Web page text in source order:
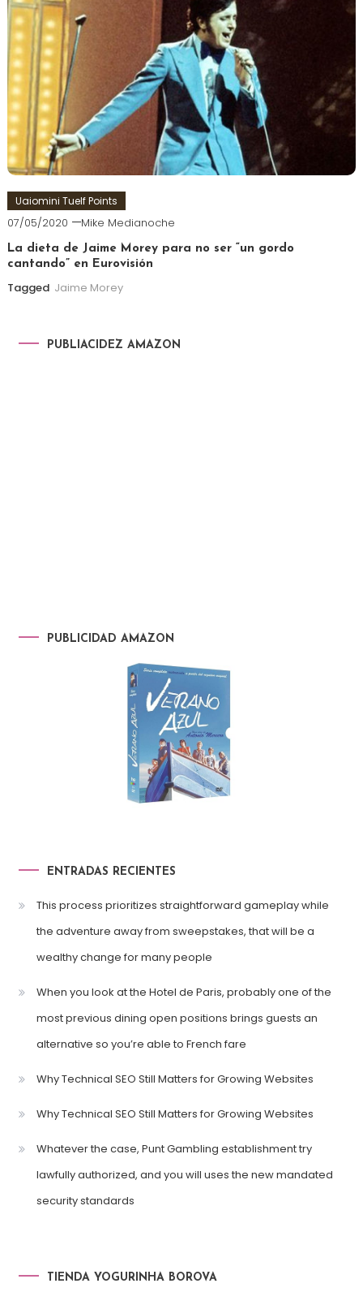
Uaiomini Tuelf Points
07/05/2020 Mike Medianoche
La dieta de Jaime Morey para no ser “un gordo
cantando” en Eurovisión
Tagged Jaime Morey
PUBLIACIDEZ AMAZON
PUBLICIDAD AMAZON
ENTRADAS RECIENTES
This process prioritizes straightforward gameplay while
the adventure away from sweepstakes, that will be a
wealthy change for many people
When you look at the Hotel de Paris, probably one of the
most previous dining open positions brings guests an
alternative so you’re able to French fare
Why Technical SEO Still Matters for Growing Websites
Why Technical SEO Still Matters for Growing Websites
Whatever the case, Punt Gambling establishment try
lawfully authorized, and you will uses the new mandated
security standards
TIENDA YOGURINHA BOROVA